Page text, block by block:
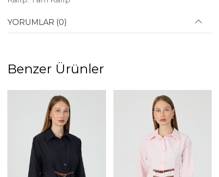
YORUMLAR (0)
Benzer Ürünler